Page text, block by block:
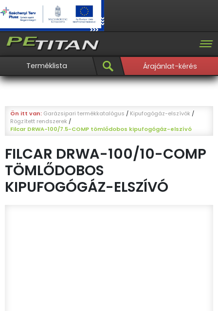
Terméklista Árajánlat-kérés
Ön itt van: Garázsipari termékkatalógus / Kipufogógáz-elszívók /
Rögzített rendszerek /
Filcar DRWA-100/7.5-COMP tömlődobos kipufogógáz-elszívó
FILCAR DRWA-100/10-COMP
TÖMLŐDOBOS
KIPUFOGÓGÁZ-ELSZÍVÓ